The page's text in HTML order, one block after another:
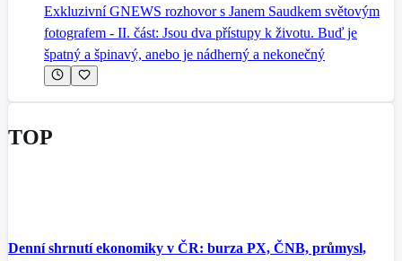
Exkluzivní GNEWS rozhovor s Janem Saudkem světovým
fotografem - II. část: Jsou dva přístupy k životu. Buď je
špatný a špinavý, anebo je nádherný a nekonečný
TOP
Denní shrnutí ekonomiky v ČR: burza PX, ČNB, průmysl,